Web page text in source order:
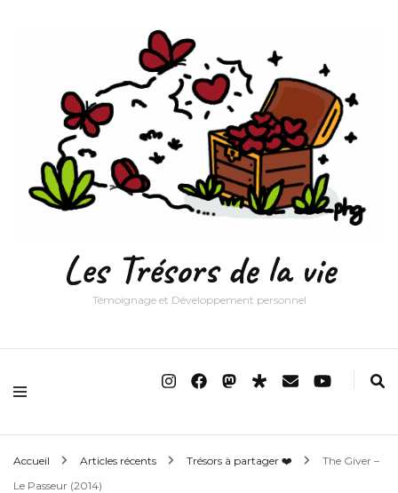
Les Trésors de la vie
Témoignage et Développement personnel
Accueil Articles récents Trésors à partager ❤️
The Giver –
Le Passeur (2014)